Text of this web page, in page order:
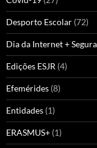
Desporto Escolar (72)
Dia da Internet + Segura
Edições ESJR (4)
Efemérides (8)
Entidades (1)
ERASMUS+ (1)